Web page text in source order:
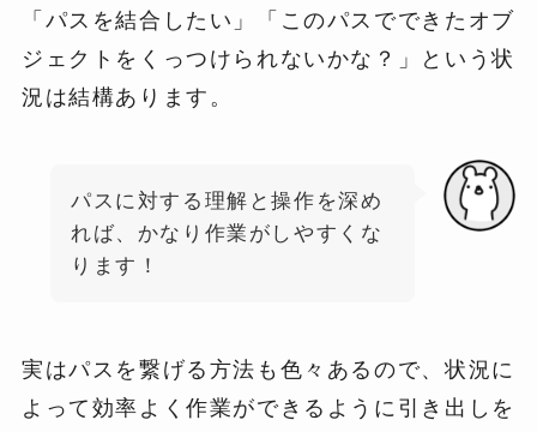
「パスを結合したい」「このパスでできたオブ
ジェクトをくっつけられないかな？」という状
況は結構あります。
パスに対する理解と操作を深め
れば、かなり作業がしやすくな
ります！
実はパスを繋げる方法も色々あるので、状況に
よって効率よく作業ができるように引き出しを